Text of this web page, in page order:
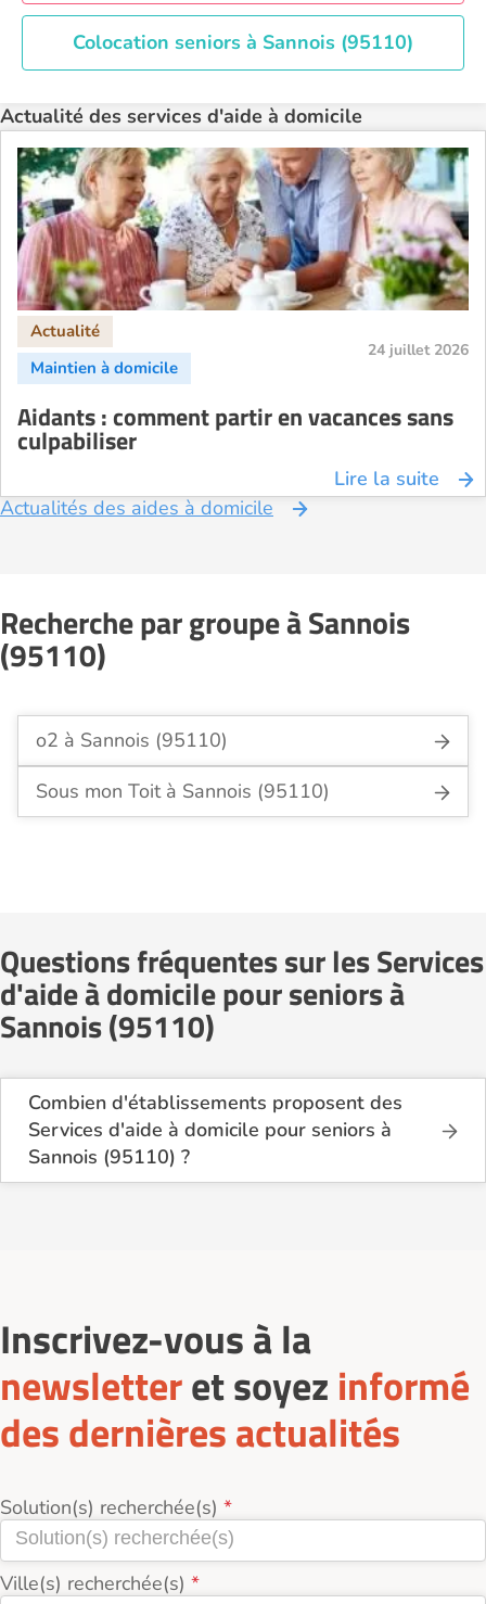
Aide à domicile Perpignan
Aide à domicile Rennes
Aide à domicile Toulouse
Recherche par ville
Colocation seniors à Sannois (95110)
Actualité des services d'aide à domicile
24 juillet 2026
Aidants : comment partir en vacances sans
culpabiliser
Lire la suite
Actualités des aides à domicile
Recherche par groupe à Sannois
(95110)
o2 à Sannois (95110)
Sous mon Toit à Sannois (95110)
Questions fréquentes sur les Services
d'aide à domicile pour seniors à
Sannois (95110)
Combien d'établissements proposent des
Services d'aide à domicile pour seniors à
Sannois (95110) ?
Sur le site Logement-seniors.com, on recense
Inscrivez-vous à la
newsletteret soyez informé
des dernières actualités
Solution(s) recherchée(s)
Ville(s) recherchée(s)